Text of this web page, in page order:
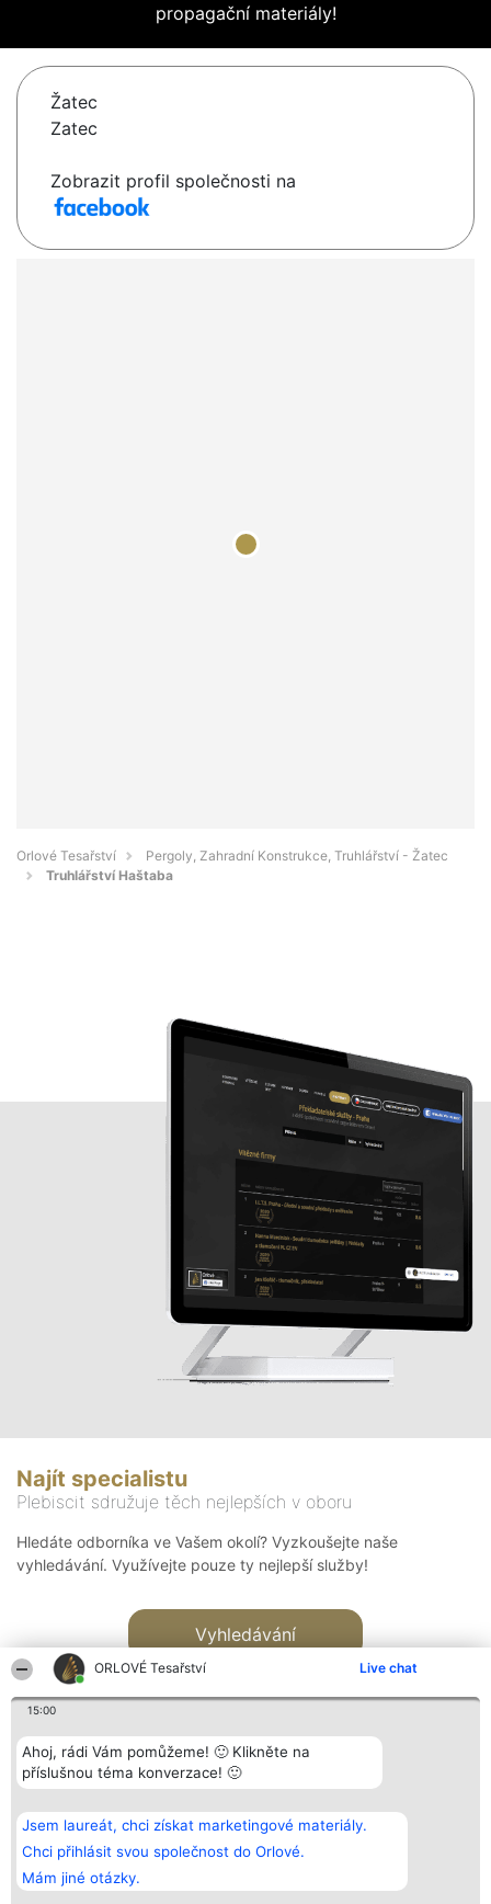
ORLOVÉ Tesařství Live chat
15:00
Ahoj, rádi Vám pomůžeme! 🙂 Klikněte na
příslušnou téma konverzace! 🙂
Jsem laureát, chci získat marketingové materiály.
Chci přihlásit svou společnost do Orlové.
Mám jiné otázky.
propagační materiály!
Žatec
Zatec
Zobrazit profil společnosti na
Orlové Tesařství
Pergoly, Zahradní Konstrukce, Truhlářství - Žatec
Truhlářství Haštaba
Najít specialistu
Plebiscit sdružuje těch nejlepších v oboru
Hledáte odborníka ve Vašem okolí? Vyzkoušejte naše
vyhledávání. Využívejte pouze ty nejlepší služby!
Vyhledávání
Bright Side Solutions sp. z o.
o. sp. k.
ul. Ruska 22
Wrocław 50-079
KRS 0000749100 | Regon
381313360 | NIP 8943132676
Vítězové
Seznam všech
laureátů
Zásady
Zásady
Kontakt